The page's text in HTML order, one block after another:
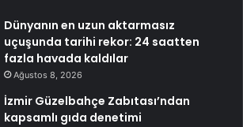
Dünyanın en uzun aktarmasız
uçuşunda tarihi rekor: 24 saatten
fazla havada kaldılar
Ağustos 8, 2026
İzmir Güzelbahçe Zabıtası’ndan
kapsamlı gıda denetimi